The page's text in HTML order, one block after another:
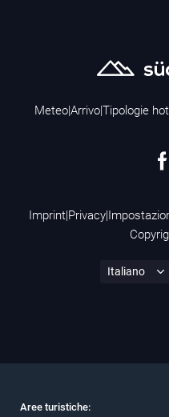
Meteo|Arrivo|Tipologie
Imprint|Privacy|
Aree turistiche: